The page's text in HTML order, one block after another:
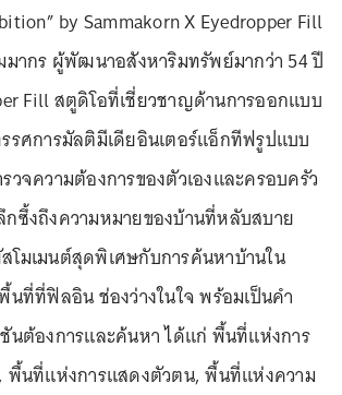
by Sammakorn X Eyedropper Fill
มากร ผู้พัฒนาอสังหาริมทรัพย์มากว่า 54 ปี
Fill สตูดิโอที่เชี่ยวชาญด้านการออกแบบ
รศการมัลติมีเดียอินเตอร์แอ็กทีฟรูปแบบ
วจความต้องการของตัวเองและครอบครัว
กซึ้งถึงความหมายของบ้านที่หลับสบาย
โมเมนต์สุดพิเศษกับการค้นหาบ้านใน
ที่ที่ฟิลอิน ช่องว่างในใจ พร้อมเป็นคำ
นต้องการและค้นหา ได้แก่ พื้นที่แห่งการ
พื้นที่แห่งการแสดงตัวตน, พื้นที่แห่งความ